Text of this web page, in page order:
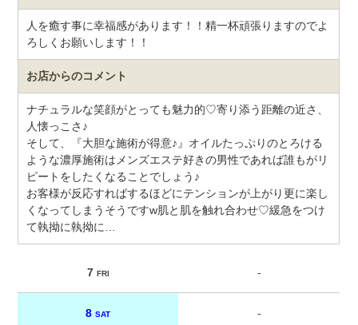
人を癒す事に幸福感があります！！精一杯頑張りますのでよ
ろしくお願いします！！
お店からのコメント
ナチュラルな笑顔がとっても魅力的♡寄り添う距離の近さ、
人懐っこさ♪
そして、『大胆な施術が得意♪』オイルたっぷりのとろける
ような濃厚施術はメンズエステ好きの男性であれば誰もがリ
ピートをしたくなることでしょう♪
お客様が反応すればするほどにテンションが上がり更に楽し
くなってしまうそうですw肌と肌を触れ合わせ♡緩急をつけ
て執拗に執拗に…
7 FRI -
8SAT -